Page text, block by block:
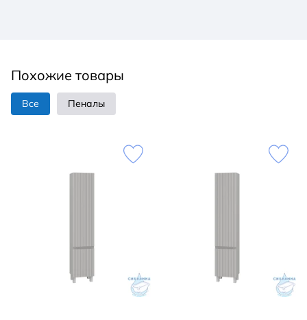
Похожие товары
Все Пеналы